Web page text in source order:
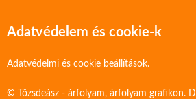
Adatvédelem és cookie-k
Adatvédelmi és cookie beállítások.
© Tőzsdeász - árfolyam, árfolyam grafikon.